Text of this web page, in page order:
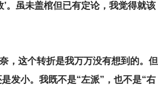
。虽未盖棺但已有定论，我觉得就该
，这个转折是我万万没有想到的。但
发小。我既不是“左派”，也不是“右